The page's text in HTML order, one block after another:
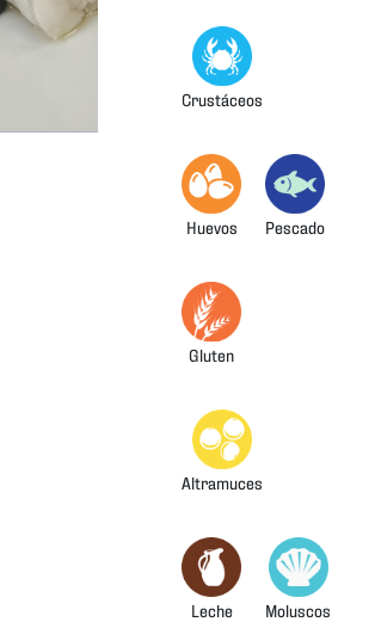
Crustáceos
Huevos Pescado
Gluten
Altramuces
Leche Moluscos